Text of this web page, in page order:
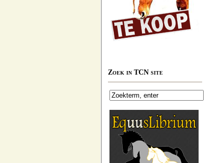
Zoek in TCN site